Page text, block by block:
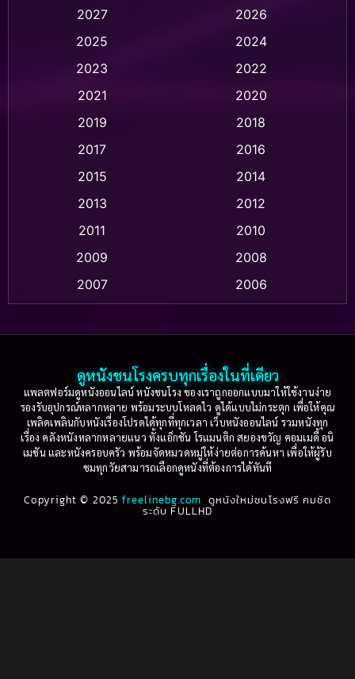
Animation การ์ตูน (32)
Animation แอนิเมชั่น (1)
Animation แอนิเมชัน (1)
Based on a True Story เรื่องจริง(36)
Based on Novel(16)
Betrayal(1)
Biography(3)
2027
2026
2025
2024
2023
2022
2021
2020
2019
2018
2017
2016
2015
2014
2013
2012
2011
2010
2009
2008
2007
2006
2003
2002
2001
2000
1999
1998
1997
1996
1995
1994
1993
1992
1991
1990
ดูหนังชนโรงครบทุกเรื่องในที่เดียว
แพลตฟอร์มดูหนังออนไลน์ หนังชนโรง ของเราถูกออกแบบมาให้ใช้งานง่าย
รองรับอุปกรณ์หลากหลาย พร้อมระบบโหลดไว ดูได้แบบไม่กระตุก เพื่อให้คุณ
เพลิดเพลินกับหนังเรื่องโปรดได้ทุกที่ทุกเวลา เว็บหนังออนไลน์ รวมหนังทุก
เรื่อง คลังหนังหลากหลายแนว ทั้งแอ็กชัน โรแมนติก สยองขวัญ คอมเมดี้ อนิ
เมชัน และหนังครอบครัว พร้อมจัดหมวดหมู่ให้ง่ายต่อการค้นหา เพื่อให้ผู้รับ
ชมทุกวัยสามารถเลือกดูหนังที่ต้องการได้ทันที
Copyright © 2025freelinebg.com ดูหนังใหม่ชนโรงฟรี คมชัด
ระดับ FULLHD